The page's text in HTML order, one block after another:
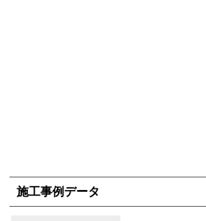
施工事例データ